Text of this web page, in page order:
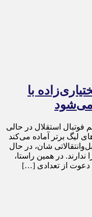
با
می‌شود
فوتبال استقلال در حالی
لیگ برتر آماده می‌کند
شان، در حال
ندارند. در همین راستا،
دعوت از تعدادی […]